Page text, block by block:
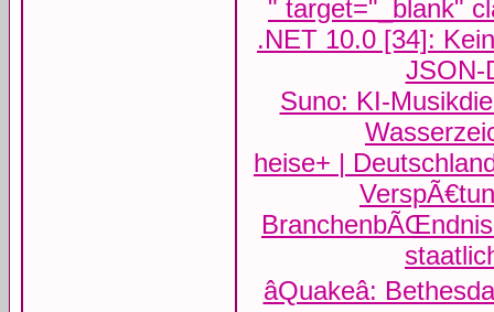
" target="_blank"
.NET 10.0 [34]:
JSON-
Suno: KI-
heise+ |
âQuakeâ: